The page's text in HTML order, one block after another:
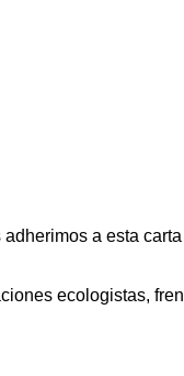
a esta
ecologistas,